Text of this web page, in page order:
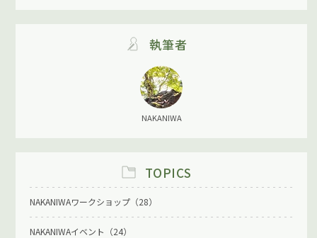
執筆者
NAKANIWA
TOPICS
NAKANIWAワークショップ（28）
NAKANIWAイベント（24）